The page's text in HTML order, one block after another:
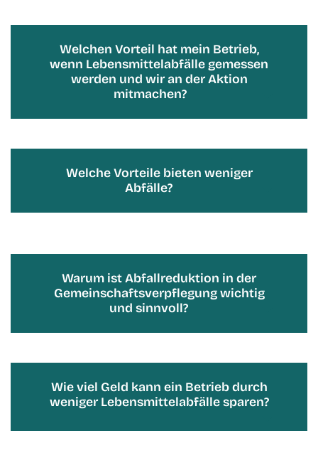
Welchen Vorteil hat mein Betrieb,
wenn Lebensmittelabfälle gemessen
werden und wir an der Aktion
mitmachen?
Welche Vorteile bieten weniger
Abfälle?
Warum ist Abfallreduktion in der
Gemeinschaftsverpflegung wichtig
und sinnvoll?
Wie viel Geld kann ein Betrieb durch
weniger Lebensmittelabfälle sparen?